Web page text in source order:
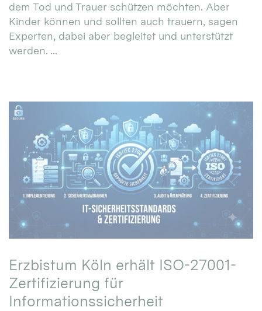
dem Tod und Trauer schützen möchten. Aber
Kinder können und sollten auch trauern, sagen
Experten, dabei aber begleitet und unterstützt
werden. ...
Erzbistum Köln erhält ISO-27001-
Zertifizierung für
Informationssicherheit